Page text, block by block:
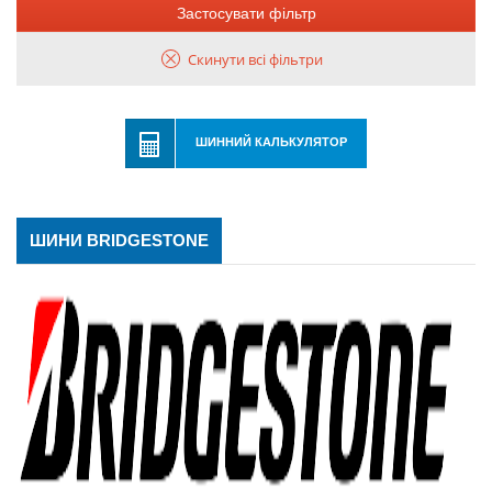
Застосувати фільтр
Скинути всі фільтри
ШИННИЙ КАЛЬКУЛЯТОР
ШИНИ BRIDGESTONE